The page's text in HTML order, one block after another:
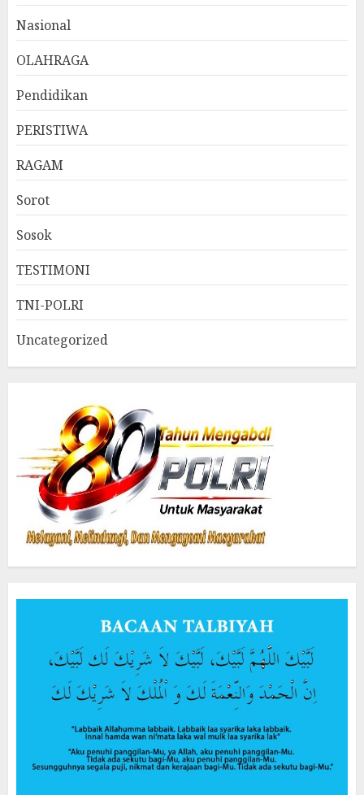
Nasional
OLAHRAGA
Pendidikan
PERISTIWA
RAGAM
Sorot
Sosok
TESTIMONI
TNI-POLRI
Uncategorized